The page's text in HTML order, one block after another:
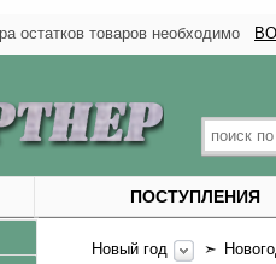
остатков товаров необходимо
ПОСТУПЛЕНИЯ
Новый год ➣